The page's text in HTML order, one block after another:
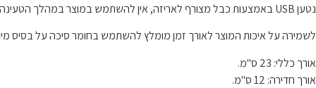
נטען USB באמצעות כבל מצורף לאריזה, אין להשתמש במוצר במהלך הטעינה.
לשמירה על איכות המוצר לאורך זמן מומלץ להשתמש בחומר סיכה על בסיס
אורך כללי: 23 ס"מ.
אורך חדירה: 12 ס"מ.